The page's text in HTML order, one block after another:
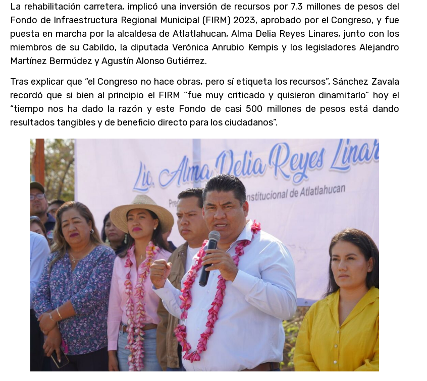
La rehabilitación carretera, implicó una inversión de recursos por 7.3 millones de pesos del
Fondo de Infraestructura Regional Municipal (FIRM) 2023, aprobado por el Congreso, y fue
puesta en marcha por la alcaldesa de Atlatlahucan, Alma Delia Reyes Linares, junto con los
miembros de su Cabildo, la diputada Verónica Anrubio Kempis y los legisladores Alejandro
Martínez Bermúdez y Agustín Alonso Gutiérrez.
Tras explicar que “el Congreso no hace obras, pero sí etiqueta los recursos”, Sánchez Zavala
recordó que si bien al principio el FIRM “fue muy criticado y quisieron dinamitarlo” hoy el
“tiempo nos ha dado la razón y este Fondo de casi 500 millones de pesos está dando
resultados tangibles y de beneficio directo para los ciudadanos”.